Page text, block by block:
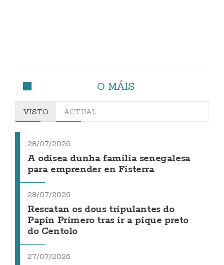
O MÁIS
VISTO ACTUAL
28/07/2026
A odisea dunha familia senegalesa
para emprender en Fisterra
28/07/2026
Rescatan os dous tripulantes do
Papin Primero tras ir a pique preto
do Centolo
27/07/2026